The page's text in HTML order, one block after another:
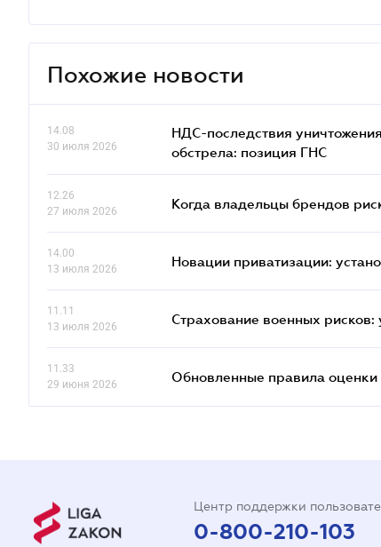
Похожие новости
14.08
30 июля 2026
НДС-последствия
обстрела: позиция ГНС
12.26
27 июля 2026
Когда владельцы брендов
14.00
13 июля 2026
Новации приватизации:
11.11
13 июля 2026
Страхование военных
11.33
29 июня 2026
Обновленные правила оценки
Центр поддержки
0-800-210-103